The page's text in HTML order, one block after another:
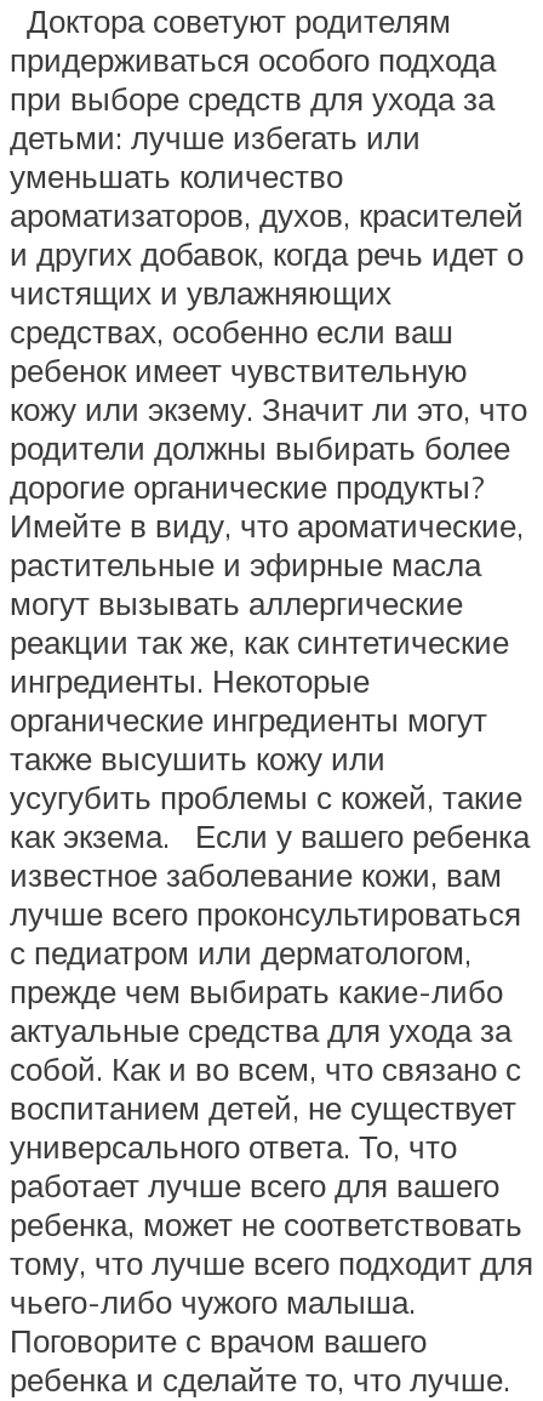
Доктора советуют родителям
придерживаться особого подхода
при выборе средств для ухода за
детьми: лучше избегать или
уменьшать количество
ароматизаторов, духов, красителей
и других добавок, когда речь идет о
чистящих и увлажняющих
средствах, особенно если ваш
ребенок имеет чувствительную
кожу или экзему. Значит ли это, что
родители должны выбирать более
дорогие органические продукты?
Имейте в виду, что ароматические,
растительные и эфирные масла
могут вызывать аллергические
реакции так же, как синтетические
ингредиенты. Некоторые
органические ингредиенты могут
также высушить кожу или
усугубить проблемы с кожей, такие
как экзема. Если у вашего ребенка
известное заболевание кожи, вам
лучше всего проконсультироваться
с педиатром или дерматологом,
прежде чем выбирать какие-либо
актуальные средства для ухода за
собой. Как и во всем, что связано с
воспитанием детей, не существует
универсального ответа. То, что
работает лучше всего для вашего
ребенка, может не соответствовать
тому, что лучше всего подходит для
чьего-либо чужого малыша.
Поговорите с врачом вашего
ребенка и сделайте то, что лучше.